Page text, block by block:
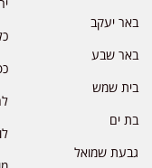
באר יעקב
באר שבע
בית שמש
בת ים
גבעת שמואל